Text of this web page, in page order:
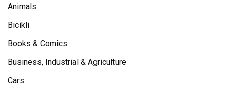
Animals
Bicikli
Books & Comics
Business, Industrial & Agriculture
Cars